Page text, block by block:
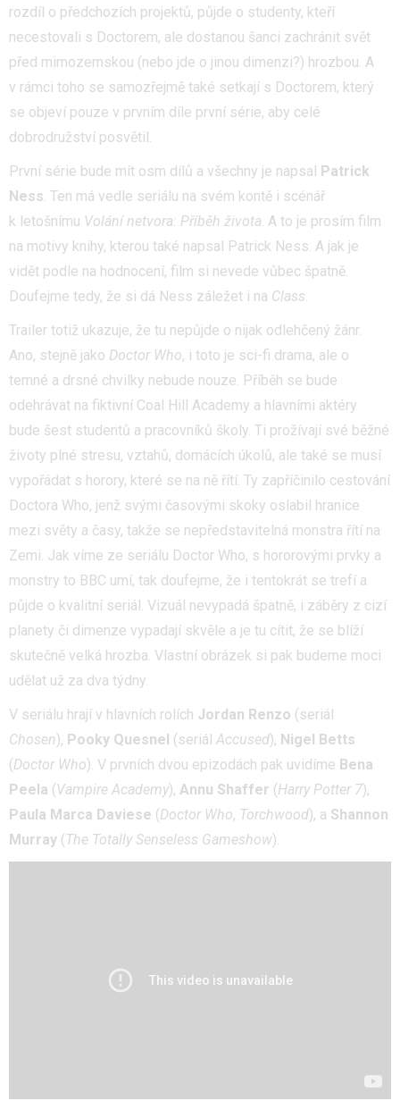
rozdíl o předchozích projektů, půjde o studenty, kteří
necestovali s Doctorem, ale dostanou šanci zachránit svět
před mimozemskou (nebo jde o jinou dimenzi?) hrozbou. A
v rámci toho se samozřejmě také setkají s Doctorem, který
se objeví pouze v prvním díle první série, aby celé
dobrodružství posvětil.
První série bude mít osm dílů a všechny je napsal
Patrick
Ness. Ten má vedle seriálu na svém kontě i scénář
k letošnímu Volání netvora: Příběh života. A to je prosím film
na motivy knihy, kterou také napsal Patrick Ness. A jak je
vidět podle na hodnocení, film si nevede vůbec špatně.
Doufejme tedy, že si dá Ness záležet i na Class.
Trailer totiž ukazuje, že tu nepůjde o nijak odlehčený žánr.
Ano, stejně jako Doctor Who, i toto je sci-fi drama, ale o
temné a drsné chvilky nebude nouze. Příběh se bude
odehrávat na fiktivní Coal Hill Academy a hlavními aktéry
bude šest studentů a pracovníků školy. Ti prožívají své běžné
životy plné stresu, vztahů, domácích úkolů, ale také se musí
vypořádat s horory, které se na ně řítí. Ty zapříčinilo cestování
Doctora Who, jenž svými časovými skoky oslabil hranice
mezi světy a časy, takže se nepředstavitelná monstra řítí na
Zemi. Jak víme ze seriálu Doctor Who, s hororovými prvky a
monstry to BBC umí, tak doufejme, že i tentokrát se trefí a
půjde o kvalitní seriál. Vizuál nevypadá špatně, i záběry z cizí
planety či dimenze vypadají skvěle a je tu cítit, že se blíží
skutečně velká hrozba. Vlastní obrázek si pak budeme moci
udělat už za dva týdny.
V seriálu hrají v hlavních rolích Jordan Renzo (seriál
Chosen), Pooky Quesnel (seriál Accused), Nigel Betts
(Doctor Who). V prvních dvou epizodách pak uvidíme Bena
Peela (Vampire Academy), Annu Shaffer (Harry Potter 7),
Paula Marca Daviese (Doctor Who, Torchwood), a Shannon
Murray (The Totally Senseless Gameshow).